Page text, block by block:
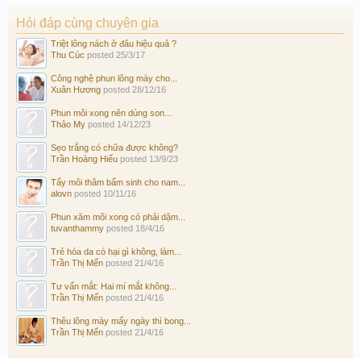
Hỏi đáp cùng chuyên gia
Triệt lông nách ở đâu hiệu quả ?
Thu Cúc posted 25/3/17
Công nghệ phun lông mày cho...
Xuân Hương posted 28/12/16
Phun môi xong nên dùng son...
Thảo My posted 14/12/23
Sẹo trắng có chữa được không?
Trần Hoàng Hiếu posted 13/9/23
Tẩy môi thâm bẩm sinh cho nam...
alovn posted 10/11/16
Phun xăm môi xong có phải dặm...
tuvanthammy posted 18/4/16
Trẻ hóa da có hại gì không, làm...
Trần Thị Mến posted 21/4/16
Tư vấn mắt: Hai mí mắt không...
Trần Thị Mến posted 21/4/16
Thêu lông mày mấy ngày thì bong...
Trần Thị Mến posted 21/4/16